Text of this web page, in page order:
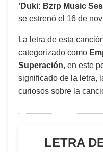
'Duki: Bzrp Music
se estrenó el 16 de
La letra de esta
categorizado como
Superación, en este
significado de la letra,
curiosos sobre la
LETRA